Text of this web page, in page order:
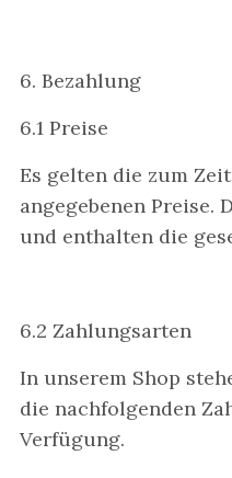
6. Bezahlung
6.1 Preise
Es gelten die zum
angegebenen Preise.
und enthalten die
6.2 Zahlungsarten
In unserem Shop
die nachfolgenden
Verfügung.